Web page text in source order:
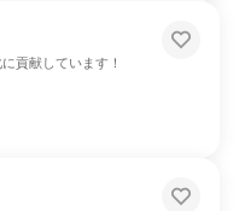
貢献しています！